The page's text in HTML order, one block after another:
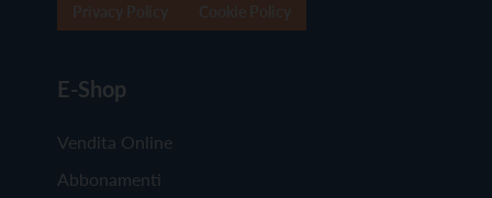
E-Shop
Vendita Online
Abbonamenti